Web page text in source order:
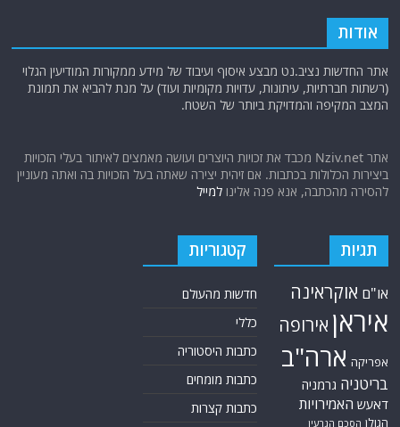
אודות
אתר החדשות נציב.נט מבצע איסוף ועיבוד של מידע ממקורות המודיעין הגלוי
(רשתות חברתיות, עיתונות, עדויות מקומיות ועוד) על מנת להביא את תמונת
המצב המקיפה והמדויקת ביותר של השטח.
אתר Nziv.net מכבד את זכויות היוצרים ועושה מאמצים לאיתור בעלי הזכויות
ביצירות הכלולות בכתבות. אם זיהית יצירה שאתה בעל הזכויות בה ואתה מעוניין
להסירה מהכתבה, אנא פנה אלינולמייל
תגיות
או"ם אוקראינה
איראן אירופה
אפריקה ארה"ב
בריטניה גרמניה
דאעש האמירויות
הגולן הסכם הגרעין
קטגוריות
חדשות מהעולם
כללי
כתבות היסטוריה
כתבות מומחים
כתבות קצרות